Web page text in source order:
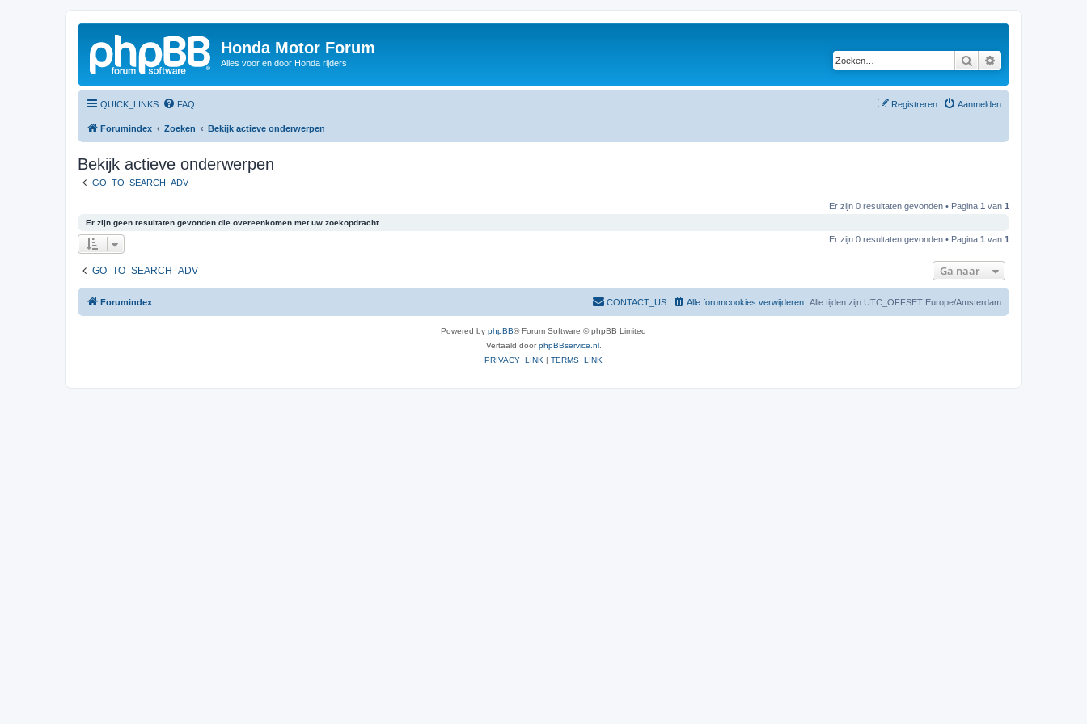
Honda Motor Forum
Alles voor en door Honda rijders Zoeken
QUICK_LINKS FAQ Aanmelden
Registreren
Forumindex Zoeken Bekijk actieve onderwerpen
Bekijk actieve onderwerpen
GO_TO_SEARCH_ADV
Er zijn 0 resultaten gevonden • Pagina 1 van 1
Er zijn geen resultaten gevonden die overeenkomen met uw zoekopdracht.
Er zijn 0 resultaten gevonden • Pagina 1 van 1
GO_TO_SEARCH_ADV Ga naar
Forumindex Alle tijden zijn UTC_OFFSET Europe/Amsterdam
Alle forumcookies verwijderen
CONTACT_US
Powered by phpBB® Forum Software © phpBB Limited
Vertaald doorphpBBservice.nl.
PRIVACY_LINK | TERMS_LINK